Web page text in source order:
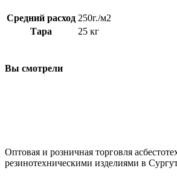
Средний расход 250г./м2
Тара
25 кг
Вы смотрели
Оптовая и розничная торговля
резинотехническими изделиями в